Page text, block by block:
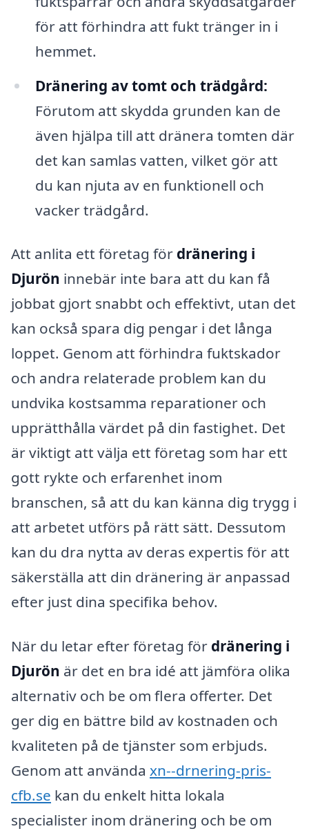
för att förhindra att fukt tränger in i
hemmet.
Dränering av tomt och trädgård:
Förutom att skydda grunden kan de
även hjälpa till att dränera tomten där
det kan samlas vatten, vilket gör att
du kan njuta av en funktionell och
vacker trädgård.
Att anlita ett företag för dränering i
Djurön innebär inte bara att du kan få
jobbat gjort snabbt och effektivt, utan det
kan också spara dig pengar i det långa
loppet. Genom att förhindra fuktskador
och andra relaterade problem kan du
undvika kostsamma reparationer och
upprätthålla värdet på din fastighet. Det
är viktigt att välja ett företag som har ett
gott rykte och erfarenhet inom
branschen, så att du kan känna dig trygg i
att arbetet utförs på rätt sätt. Dessutom
kan du dra nytta av deras expertis för att
säkerställa att din dränering är anpassad
efter just dina specifika behov.
När du letar efter företag för dränering i
Djurön är det en bra idé att jämföra olika
alternativ och be om flera offerter. Det
ger dig en bättre bild av kostnaden och
kvaliteten på de tjänster som erbjuds.
Genom att använda xn--drnering-pris-
cfb.se kan du enkelt hitta lokala
specialister inom dränering och be om